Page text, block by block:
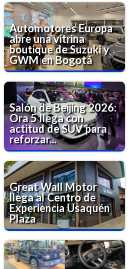
Automotores Europa
abre una vitrina
boutique de Suzuki y
GWM en Bogotá
Salón de Beijing 2026:
Ora 5 llega con
actitud de SUV para
reforzar...
Great Wall Motor
llega al Centro de
Experiencia Usaquén
Plaza